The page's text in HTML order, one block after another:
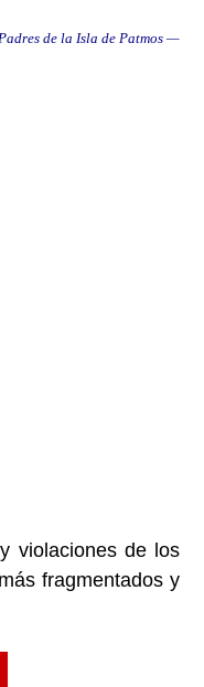
de la Isla de Patmos —
violaciones de los
fragmentados y